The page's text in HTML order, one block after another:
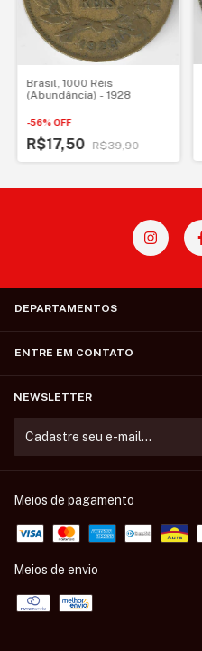
Brasil, 1000 Réis
(Abundância) - 1928
-56%OFF
R$17,50 R$39,90
DEPARTAMENTOS
ENTRE EM CONTATO
NEWSLETTER
Meios de pagamento
Meios de envio